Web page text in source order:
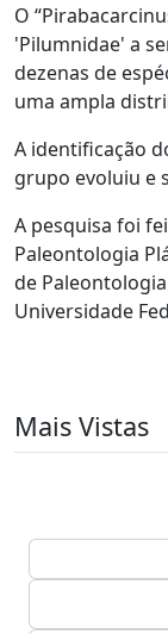
O
'Pilumnidae' a
dezenas de
uma ampla
A identificação
grupo evoluiu e
A pesquisa foi
Paleontologia
de
Universidade
Mais Vistas